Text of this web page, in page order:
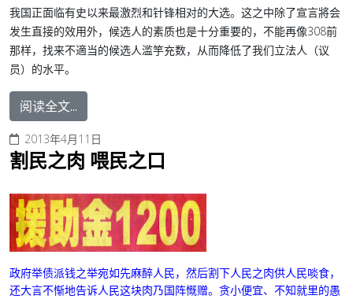
我国正面临有史以来最激烈和针锋相对的大选。这之中除了宣言將会
发生直接的效用外，候选人的素质也是十分重要的，不能再像308前
那样，找来不適当的候选人滥竽充数，从而降低了我们立法人（议
员）的水平。
阅读全文...
2013年4月11日
割民之肉 喂民之口
政府举债派钱之举宛如先麻醉人民，然后割下人民之肉供人民啖食，
还大言不惭地告诉人民这块肉乃国阵慨赠。贪小便宜、不知就里的愚